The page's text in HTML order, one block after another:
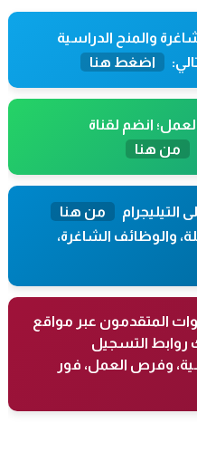
والمنح الدراسية
اضغط هنا
انضم لقناة
من هنا
التيليجرام
من هنا
والوظائف الشاغرة،
المتقدمون عبر مواقع
روابط التسجيل
وفرص العمل، فور